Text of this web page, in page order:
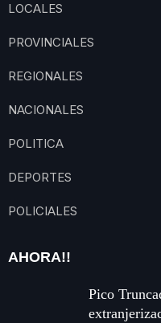
LOCALES
PROVINCIALES
REGIONALES
NACIONALES
POLITICA
DEPORTES
POLICIALES
AHORA!!
Pico